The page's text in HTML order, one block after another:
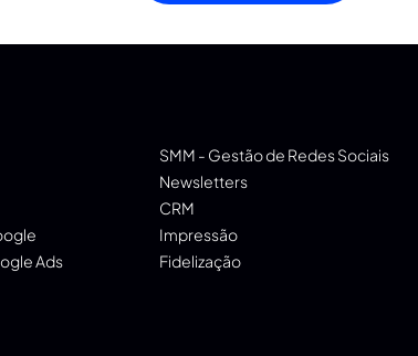
Ads
SMM - Gestão de Redes Sociais
Newsletters
CRM
Impressão
Fidelização